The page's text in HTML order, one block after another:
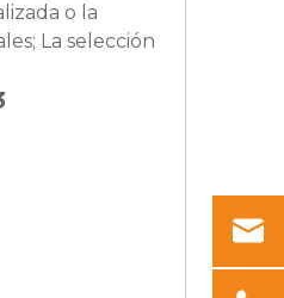
o la
La selección